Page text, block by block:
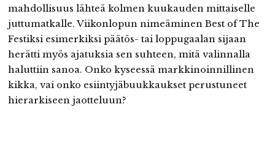
mahdollisuus lähteä kolmen kuukauden mittaiselle
juttumatkalle. Viikonlopun nimeäminen Best of The
Festiksi esimerkiksi päätös- tai loppugaalan sijaan
herätti myös ajatuksia sen suhteen, mitä valinnalla
haluttiin sanoa. Onko kyseessä markkinoinnillinen
kikka, vai onko esiintyjäbuukkaukset perustuneet
hierarkiseen jaotteluun?